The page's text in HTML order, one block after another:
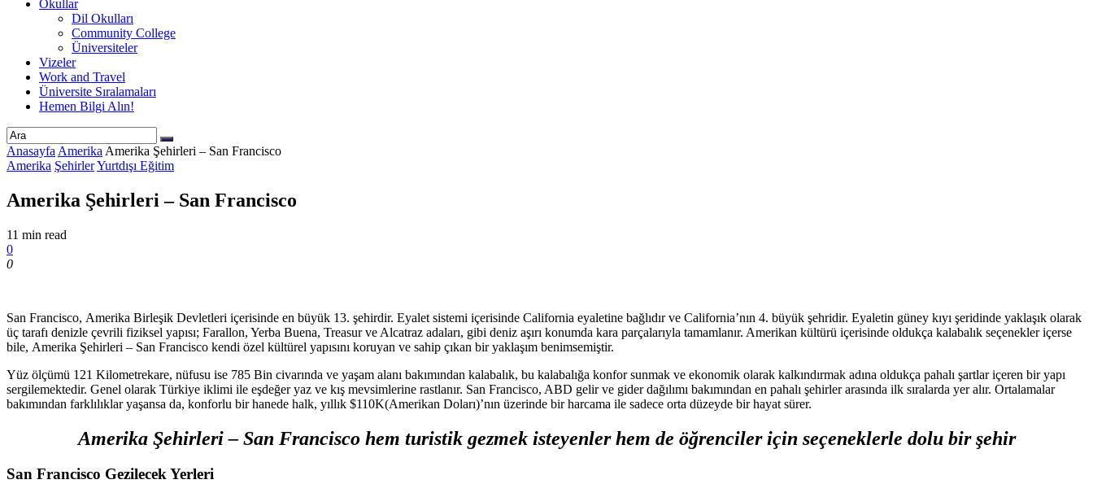
Okullar
Dil Okulları
Community College
Üniversiteler
Vizeler
Work and Travel
Üniversite Sıralamaları
Hemen Bilgi Alın!
Anasayfa Amerika Amerika Şehirleri – San Francisco
Amerika ŞehirlerYurtdışı Eğitim
Amerika Şehirleri – San Francisco
11 min read
0
0
San Francisco, Amerika Birleşik Devletleri içerisinde en büyük 13. şehirdir. Eyalet sistemi içerisinde California eyaletine bağlıdır ve California’nın 4. büyük şehridir. Eyaletin güney kıyı şeridinde yaklaşık olarak
üç tarafı denizle çevrili fiziksel yapısı; Farallon, Yerba Buena, Treasur ve Alcatraz adaları, gibi deniz aşırı konumda kara parçalarıyla tamamlanır. Amerikan kültürü içerisinde oldukça kalabalık seçenekler içerse
bile, Amerika Şehirleri – San Francisco kendi özel kültürel yapısını koruyan ve sahip çıkan bir yaklaşım benimsemiştir.
Yüz ölçümü 121 Kilometrekare, nüfusu ise 785 Bin civarında ve yaşam alanı bakımından kalabalık, bu kalabalığa konfor sunmak ve ekonomik olarak kalkındırmak adına oldukça pahalı şartlar içeren bir yapı
sergilemektedir. Genel olarak Türkiye iklimi ile eşdeğer yaz ve kış mevsimlerine rastlanır. San Francisco, ABD gelir ve gider dağılımı bakımından en pahalı şehirler arasında ilk sıralarda yer alır. Ortalamalar
bakımından farklılıklar yaşansa da, konforlu bir hanede halk, yıllık $110K(Amerikan Doları)’nın üzerinde bir harcama ile sadece orta düzeyde bir hayat sürer.
Amerika Şehirleri – San Francisco hem turistik gezmek isteyenler hem de öğrenciler için seçeneklerle dolu bir şehir
San Francisco Gezilecek Yerleri